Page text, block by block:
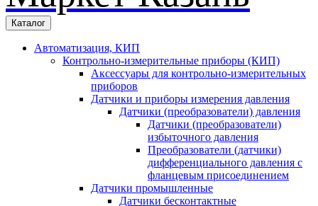
Каталог
Автоматизация, КИП
Контрольно-измерительные приборы (КИП)
Аксессуары для контрольно-измерительных
приборов
Датчики и приборы измерения давления
Датчики (преобразователи) давления
Датчики (преобразователи)
избыточного давления
Преобразователи (датчики)
дифференциального давления с
фланцевым присоединением
Датчики промышленные
Датчики бесконтактные